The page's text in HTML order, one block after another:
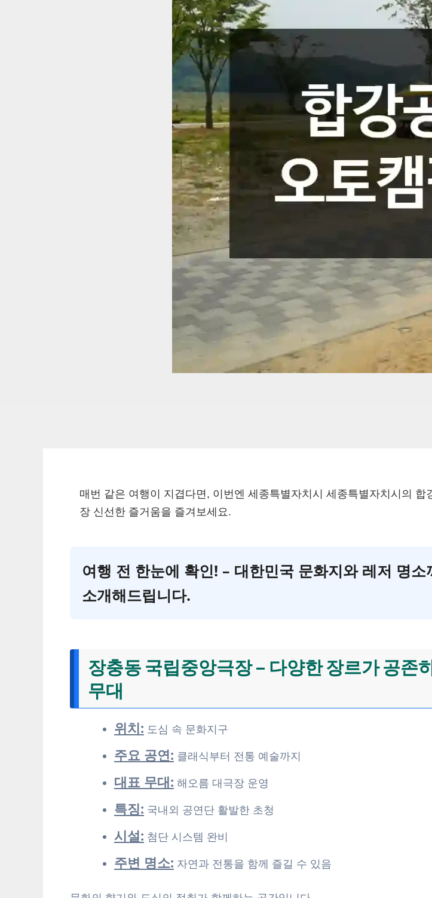
매번 같은 여행이 지겹다면, 이번엔 세종특별자치시 세종특별자치시의 합
장 신선한 즐거움을 즐겨보세요.
여행 전 한눈에 확인! – 대한민국 문화지와 레저 명소
소개해드립니다.
장충동 국립중앙극장 – 다양한 장르가 공존
무대
위치: 도심 속 문화지구
주요 공연: 클래식부터 전통 예술까지
대표 무대: 해오름 대극장 운영
특징: 국내외 공연단 활발한 초청
시설: 첨단 시스템 완비
주변 명소: 자연과 전통을 함께 즐길 수 있음